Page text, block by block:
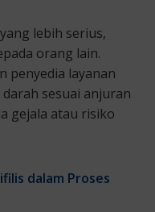
lebih serius,
orang lain.
penyedia layanan
sesuai anjuran
gejala atau risiko
dalam Proses